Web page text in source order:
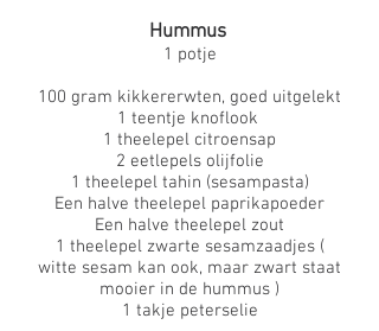
Hummus
1 potje
100 gram kikkererwten, goed uitgelekt
1 teentje knoflook
1 theelepel citroensap
2 eetlepels olijfolie
1 theelepel tahin (sesampasta)
Een halve theelepel paprikapoeder
Een halve theelepel zout
1 theelepel zwarte sesamzaadjes (
witte sesam kan ook, maar zwart staat
mooier in de hummus )
1 takje peterselie